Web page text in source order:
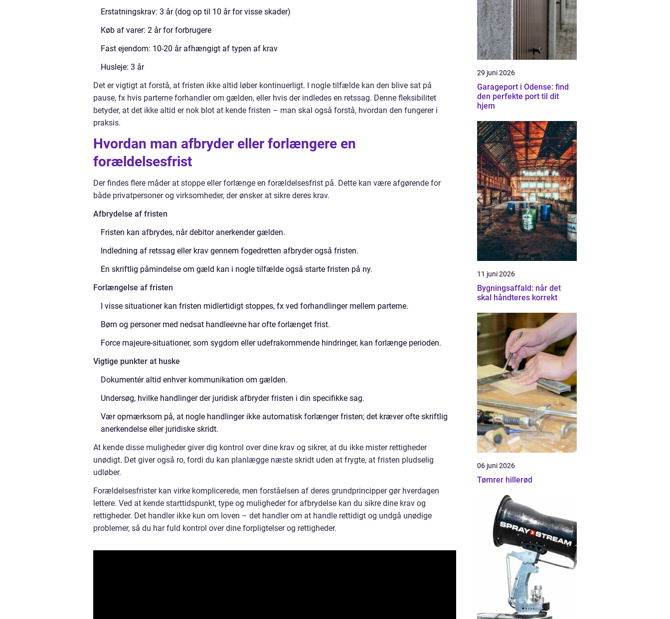
Erstatningskrav: 3 år (dog op til 10 år for visse skader)
Køb af varer: 2 år for forbrugere
Fast ejendom: 10-20 år afhængigt af typen af krav
Husleje: 3 år
Det er vigtigt at forstå, at fristen ikke altid løber kontinuerligt. I nogle tilfælde kan den blive sat på
pause, fx hvis parterne forhandler om gælden, eller hvis der indledes en retssag. Denne fleksibilitet
betyder, at det ikke altid er nok blot at kende fristen – man skal også forstå, hvordan den fungerer i
praksis.
Hvordan man afbryder eller forlængere en
forældelsesfrist
Der findes flere måder at stoppe eller forlænge en forældelsesfrist på. Dette kan være afgørende for
både privatpersoner og virksomheder, der ønsker at sikre deres krav.
Afbrydelse af fristen
Fristen kan afbrydes, når debitor anerkender gælden.
Indledning af retssag eller krav gennem fogedretten afbryder også fristen.
En skriftlig påmindelse om gæld kan i nogle tilfælde også starte fristen på ny.
Forlængelse af fristen
I visse situationer kan fristen midlertidigt stoppes, fx ved forhandlinger mellem parterne.
Børn og personer med nedsat handleevne har ofte forlænget frist.
Force majeure-situationer, som sygdom eller udefrakommende hindringer, kan forlænge perioden.
Vigtige punkter at huske
Dokumentér altid enhver kommunikation om gælden.
Undersøg, hvilke handlinger der juridisk afbryder fristen i din specifikke sag.
Vær opmærksom på, at nogle handlinger ikke automatisk forlænger fristen; det kræver ofte skriftlig
anerkendelse eller juridiske skridt.
At kende disse muligheder giver dig kontrol over dine krav og sikrer, at du ikke mister rettigheder
unødigt. Det giver også ro, fordi du kan planlægge næste skridt uden at frygte, at fristen pludselig
udløber.
Forældelsesfrister kan virke komplicerede, men forståelsen af deres grundprincipper gør hverdagen
lettere. Ved at kende starttidspunkt, type og muligheder for afbrydelse kan du sikre dine krav og
rettigheder. Det handler ikke kun om loven – det handler om at handle rettidigt og undgå unødige
problemer, så du har fuld kontrol over dine forpligtelser og rettigheder.
29 juni 2026
Garageport i Odense: find
den perfekte port til dit
hjem
11 juni 2026
Bygningsaffald: når det
skal håndteres korrekt
06 juni 2026
Tømrer hillerød